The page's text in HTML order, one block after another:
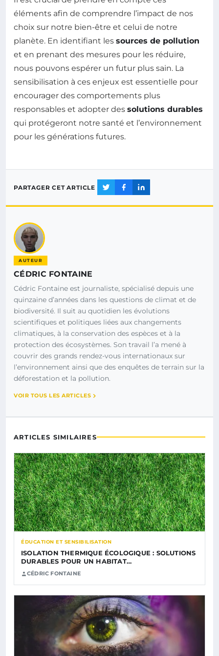
éléments afin de comprendre l’impact de nos
choix sur notre bien-être et celui de notre
planète. En identifiant les sources de pollution
et en prenant des mesures pour les réduire,
nous pouvons espérer un futur plus sain. La
sensibilisation à ces enjeux est essentielle pour
encourager des comportements plus
responsables et adopter des solutions durables
qui protégeront notre santé et l’environnement
pour les générations futures.
PARTAGER CET ARTICLE
AUTEUR
CÉDRIC FONTAINE
Cédric Fontaine est journaliste, spécialisé depuis une
quinzaine d’années dans les questions de climat et de
biodiversité. Il suit au quotidien les évolutions
scientifiques et politiques liées aux changements
climatiques, à la conservation des espèces et à la
protection des écosystèmes. Son travail l’a mené à
couvrir des grands rendez-vous internationaux sur
l’environnement ainsi que des enquêtes de terrain sur la
déforestation et la pollution.
VOIR TOUS LES ARTICLES
ARTICLES SIMILAIRES
ÉDUCATION ET SENSIBILISATION
ISOLATION THERMIQUE ÉCOLOGIQUE : SOLUTIONS
DURABLES POUR UN HABITAT…
CÉDRIC FONTAINE